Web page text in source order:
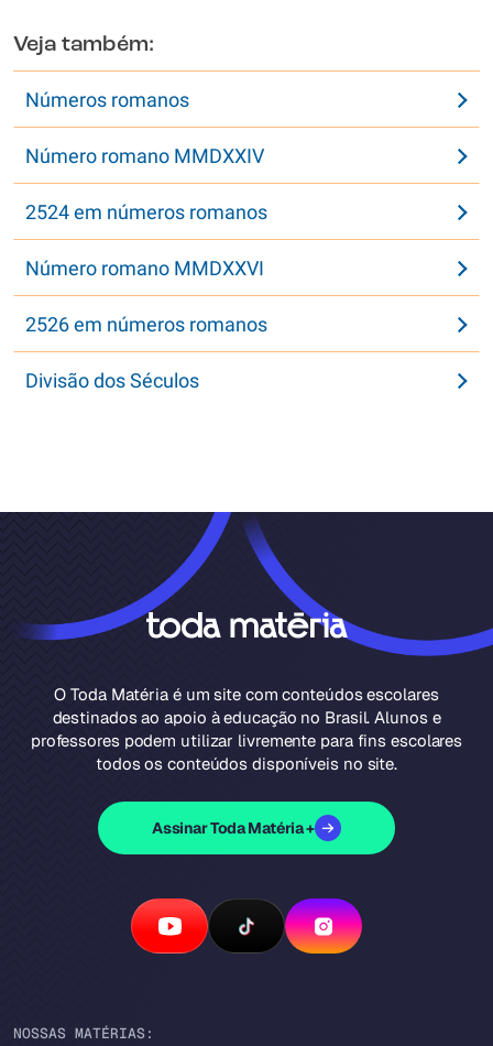
Veja também:
Números romanos
Número romano MMDXXIV
2524 em números romanos
Número romano MMDXXVI
2526 em números romanos
Divisão dos Séculos
O Toda Matéria é um site com conteúdos escolares
destinados ao apoio à educação no Brasil. Alunos e
professores podem utilizar livremente para fins escolares
todos os conteúdos disponíveis no site.
Assinar Toda Matéria +
NOSSAS MATÉRIAS: